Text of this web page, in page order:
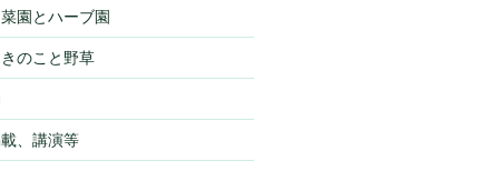
園とハーブ園
のこと野草
、講演等